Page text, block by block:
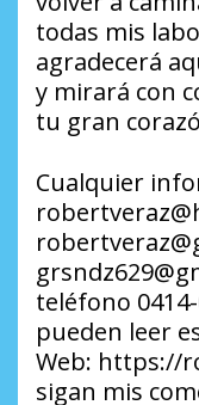
todas mis
agradecerá
y mirará con
tu gran
Cualquier
teléfono
pueden leer
Web: https://
sigan mis